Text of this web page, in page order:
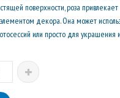
поверхности, роза
декора. Она может
или просто для украшения